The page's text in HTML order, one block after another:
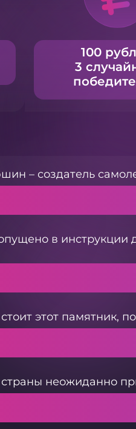
100
3
– создатель
в инструкции
этот памятник,
неожиданно